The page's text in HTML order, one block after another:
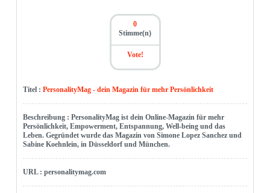
0
Stimme(n)
Vote!
Titel : PersonalityMag - dein Magazin für mehr Persönlichkeit
Beschreibung : PersonalityMag ist dein Online-Magazin für mehr
Persönlichkeit, Empowerment, Entspannung, Well-being und das
Leben. Gegründet wurde das Magazin von Simone Lopez Sanchez und
Sabine Koehnlein, in Düsseldorf und München.
URL : personalitymag.com